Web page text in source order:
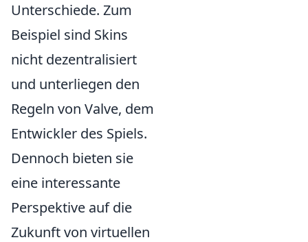
Unterschiede. Zum
Beispiel sind Skins
nicht dezentralisiert
und unterliegen den
Regeln von Valve, dem
Entwickler des Spiels.
Dennoch bieten sie
eine interessante
Perspektive auf die
Zukunft von virtuellen